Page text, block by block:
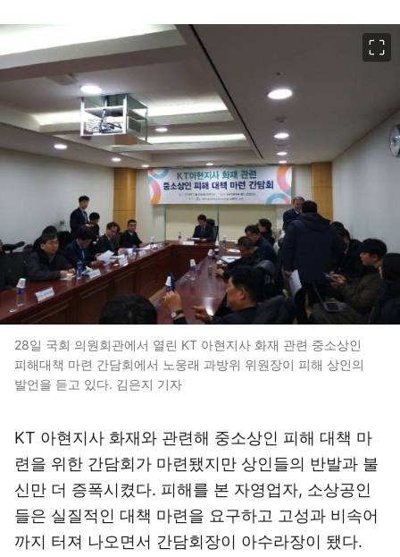
28일 국회 의원회관에서 열린 KT 아현지사 화재 관련 중소상인
피해대책 마련 간담회에서 노웅래 과방위 위원장이 피해 상인의
발언을 듣고 있다. 김은지 기자
KT 아현지사 화재와 관련해 중소상인 피해 대책 마
련을 위한 간담회가 마련됐지만 상인들의 반발과 불
신만 더 증폭시켰다. 피해를 본 자영업자, 소상공인
들은 실질적인 대책 마련을 요구하고 고성과 비속어
까지 터져 나오면서 간담회장이 아수라장이 됐다.